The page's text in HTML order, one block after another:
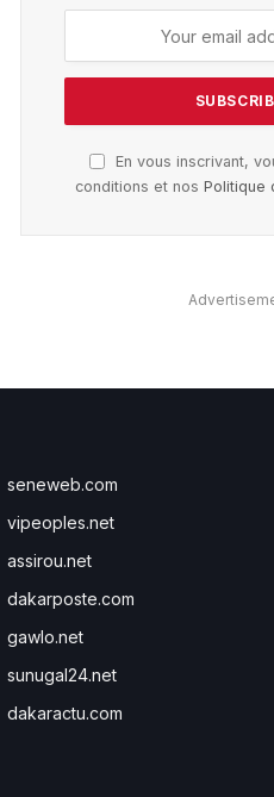
En vous inscrivant,
conditions et nosPolitique
seneweb.com
vipeoples.net
assirou.net
dakarposte.com
gawlo.net
sunugal24.net
dakaractu.com